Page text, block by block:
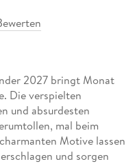
2027 bringt Monat
Die verspielten
und absurdesten
mal beim
Motive lassen
und sorgen